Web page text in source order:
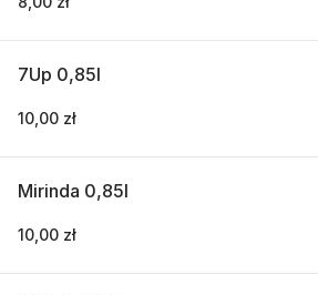
7Up 0,85l
10,00 zł
Mirinda 0,85l
10,00 zł